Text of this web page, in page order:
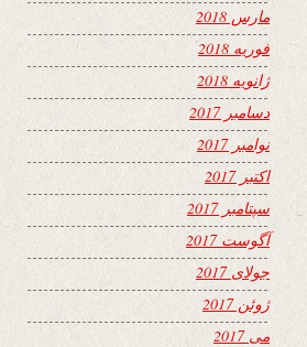
مارس 2018
فوریه 2018
ژانویه 2018
دسامبر 2017
نوامبر 2017
اکتبر 2017
سپتامبر 2017
آگوست 2017
جولای 2017
ژوئن 2017
می 2017